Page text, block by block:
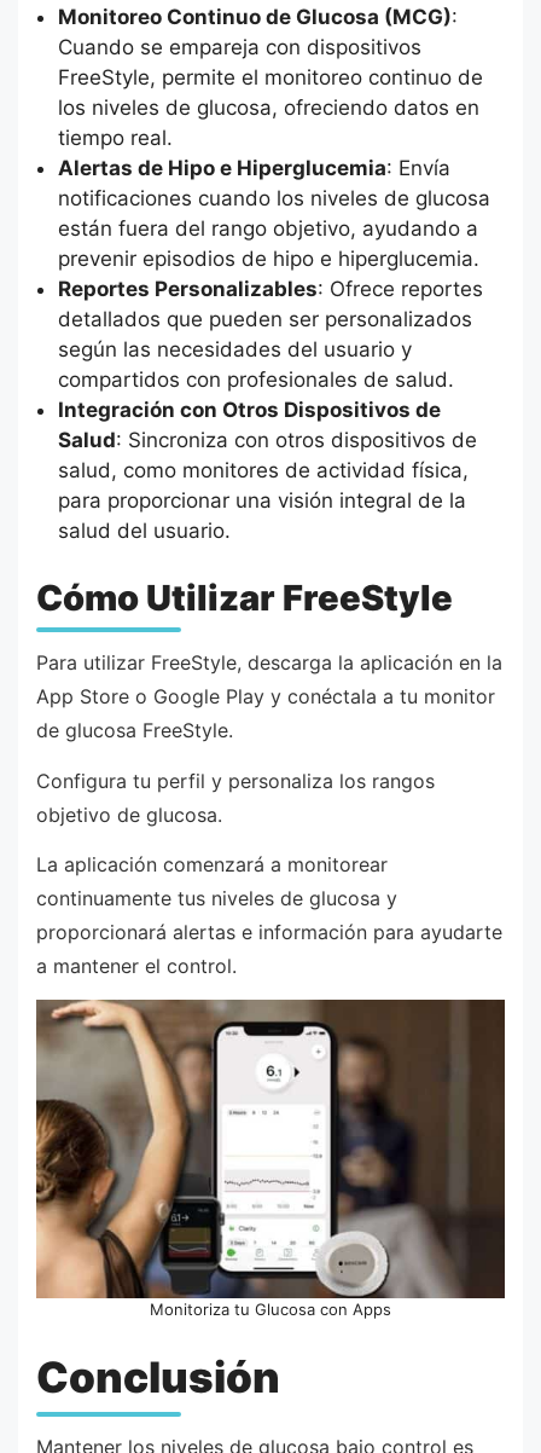
Monitoreo Continuo de Glucosa (MCG):
Cuando se empareja con dispositivos
FreeStyle, permite el monitoreo continuo de
los niveles de glucosa, ofreciendo datos en
tiempo real.
Alertas de Hipo e Hiperglucemia: Envía
notificaciones cuando los niveles de glucosa
están fuera del rango objetivo, ayudando a
prevenir episodios de hipo e hiperglucemia.
Reportes Personalizables: Ofrece reportes
detallados que pueden ser personalizados
según las necesidades del usuario y
compartidos con profesionales de salud.
Integración con Otros Dispositivos de
Salud: Sincroniza con otros dispositivos de
salud, como monitores de actividad física,
para proporcionar una visión integral de la
salud del usuario.
Cómo Utilizar FreeStyle
Para utilizar FreeStyle, descarga la aplicación en la
App Store o Google Play y conéctala a tu monitor
de glucosa FreeStyle.
Configura tu perfil y personaliza los rangos
objetivo de glucosa.
La aplicación comenzará a monitorear
continuamente tus niveles de glucosa y
proporcionará alertas e información para ayudarte
a mantener el control.
Monitoriza tu Glucosa con Apps
Conclusión
Mantener los niveles de glucosa bajo control es